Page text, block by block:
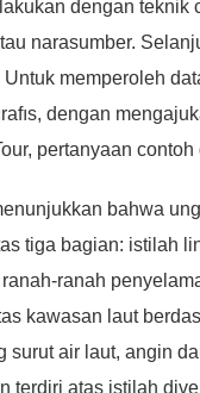
dengan
narasumber.
memperoleh
dengan
pertanyaan
bahwa
tiga bagian: istilah
ranah
kawasan laut
surut air laut, angin
terdiri atas istilah